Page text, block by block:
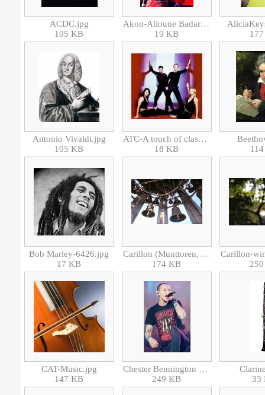
ACDC.jpg
195 KB
Akon-Alioune Badara Thiam-Chanteur.jpg
19 KB
Antonio Vivaldi.jpg
105 KB
ATC-A touch of class.jpg
18 KB
Bob Marley-6426.jpg
17 KB
Carillon (Munttoren, Amsterdam).jpg
174 KB
CAT-Music.jpg
147 KB
Chester Bennington - Linkin Park.jpg
249 KB
33